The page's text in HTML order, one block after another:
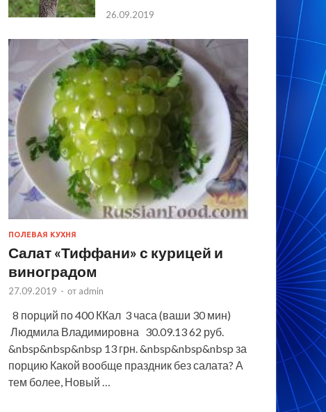
26.09.2019
ПОЛЕВАЯ КУХНЯ
Салат «Тиффани» с курицей и
виноградом
27.09.2019 - от admin
8 порций по 400 ККал 3 часа (ваши 30 мин)
Людмила Владимировна 30.09.13 62 руб.
&nbsp&nbsp&nbsp 13 грн. &nbsp&nbsp&nbsp за
порцию Какой вообще праздник без салата? А
тем более, Новый …